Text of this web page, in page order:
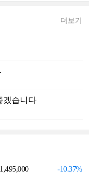
더보기
겠습니다
1,495,000 -10.37%